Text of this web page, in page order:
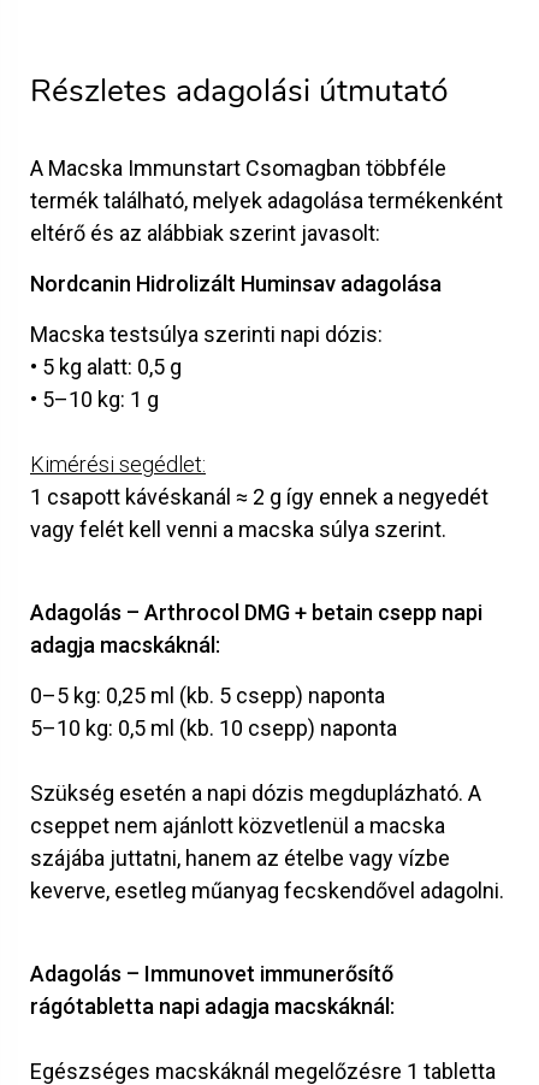
Részletes adagolási útmutató
A Macska Immunstart Csomagban többféle
termék található, melyek adagolása termékenként
eltérő és az alábbiak szerint javasolt:
Nordcanin Hidrolizált Huminsav adagolása
Macska testsúlya szerinti napi dózis:
• 5 kg alatt: 0,5 g
• 5–10 kg: 1 g
Kimérési segédlet:
1 csapott kávéskanál ≈ 2 g így ennek a negyedét
vagy felét kell venni a macska súlya szerint.
Adagolás – Arthrocol DMG + betain csepp napi
adagja macskáknál:
0–5 kg: 0,25 ml (kb. 5 csepp) naponta
5–10 kg: 0,5 ml (kb. 10 csepp) naponta
Szükség esetén a napi dózis megduplázható. A
cseppet nem ajánlott közvetlenül a macska
szájába juttatni, hanem az ételbe vagy vízbe
keverve, esetleg műanyag fecskendővel adagolni.
Adagolás – Immunovet immunerősítő
rágótabletta napi adagja macskáknál:
Egészséges macskáknál megelőzésre 1 tabletta